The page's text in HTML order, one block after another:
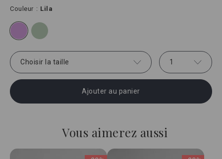
Couleur Lila
Choisir la taille 1
Ajouter au panier
Vous aimerez aussi